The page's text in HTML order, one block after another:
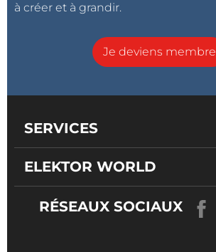
à créer et à grandir.
Je deviens membre
SERVICES
ELEKTOR WORLD
RÉSEAUX SOCIAUX